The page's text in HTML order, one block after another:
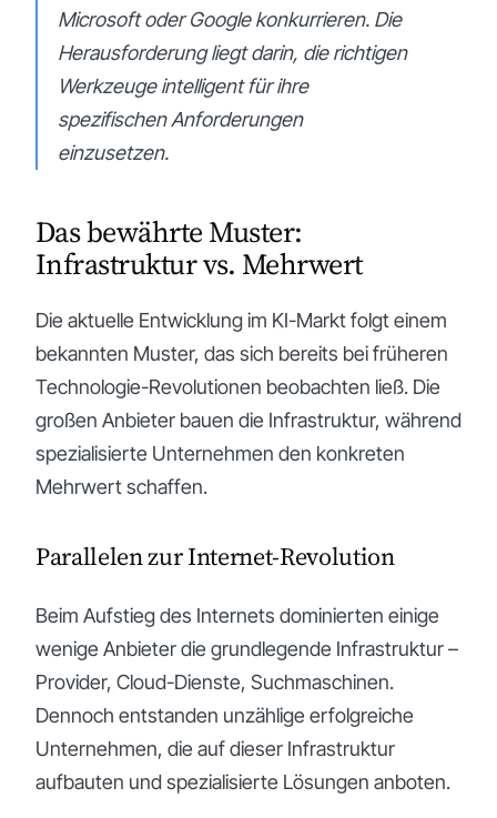
Microsoft oder Google konkurrieren. Die
Herausforderung liegt darin, die richtigen
Werkzeuge intelligent für ihre
spezifischen Anforderungen
einzusetzen.
Das bewährte Muster:
Infrastruktur vs. Mehrwert
Die aktuelle Entwicklung im KI-Markt folgt einem
bekannten Muster, das sich bereits bei früheren
Technologie-Revolutionen beobachten ließ. Die
großen Anbieter bauen die Infrastruktur, während
spezialisierte Unternehmen den konkreten
Mehrwert schaffen.
Parallelen zur Internet-Revolution
Beim Aufstieg des Internets dominierten einige
wenige Anbieter die grundlegende Infrastruktur –
Provider, Cloud-Dienste, Suchmaschinen.
Dennoch entstanden unzählige erfolgreiche
Unternehmen, die auf dieser Infrastruktur
aufbauten und spezialisierte Lösungen anboten.